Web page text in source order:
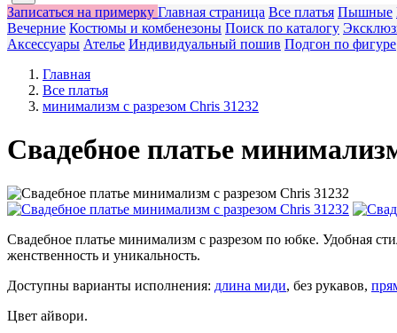
Записаться на примерку Главная страница Все платья Пышные
Вечерние Костюмы и комбенезоны Поиск по каталогу
Аксессуары Ателье Индивидуальный пошив Подгон по фигуре
Главная
Все платья
минимализм с разрезом Chris 31232
Свадебное платье
Свадебное платье минимализм с разрезом по юбке. Удобная
женственность и уникальность.
Доступны варианты исполнения: длина миди, без рукавов,
Цвет айвори.